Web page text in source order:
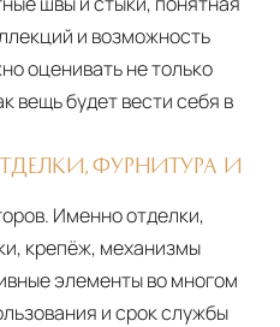
и возможность
оценивать не только
вещь будет вести себя в
ФУРНИТУРА И
Именно отделки,
крепёж, механизмы
элементы во многом
и срок службы